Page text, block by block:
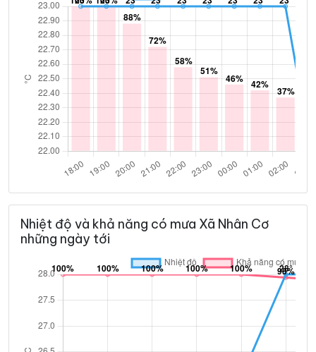
Nhiệt độ và khả năng có mưa Xã Nhân Cơ
những ngày tới